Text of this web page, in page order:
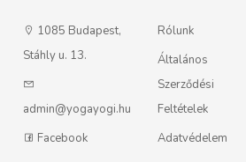
1085 Budapest,
Stáhly u. 13.
admin@yogayogi.hu
Facebook
Rólunk
Általános
Szerződési
Feltételek
Adatvédelem